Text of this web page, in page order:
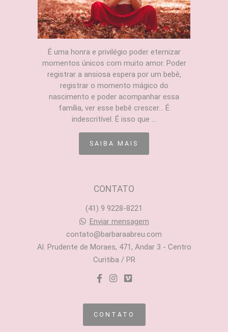
É uma honra e privilégio poder eternizar
momentos únicos com muito amor. Poder
registrar a ansiosa espera por um bebê,
registrar o momento mágico do
nascimento e poder acompanhar essa
família, ver esse bebê crescer... É
indescritível. É isso que ...
SAIBA MAIS
CONTATO
(41) 9 9228-8221
Enviar mensagem
contato@barbaraabreu.com
Al. Prudente de Moraes, 471, Andar 3 - Centro
Curitiba / PR
CONTATO